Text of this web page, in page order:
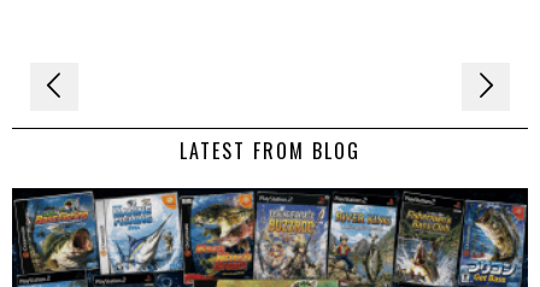
Navigation
de LATEST FROM BLOG